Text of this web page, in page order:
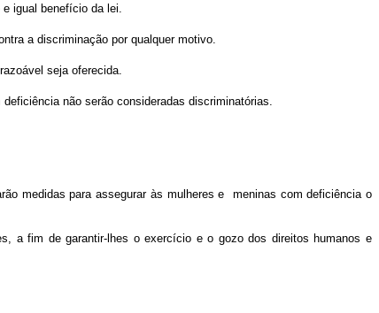
igual benefício da lei.
a discriminação por qualquer motivo.
seja oferecida.
não serão consideradas discriminatórias.
medidas para assegurar às mulheres e meninas com deficiência o
a fim de garantir-lhes o exercício e o gozo dos direitos humanos e